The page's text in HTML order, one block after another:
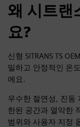
왜 시트랜
요?
신형 SITRANS TS
밀하고 안정적인 온
에요.
우수한 절연성, 진동
한된 공간과 열악한
범위와 사용자 지정